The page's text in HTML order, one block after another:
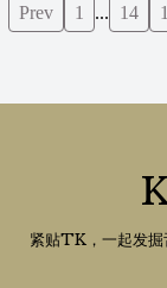
Prev 1 ... 14
紧贴TK，一起发掘